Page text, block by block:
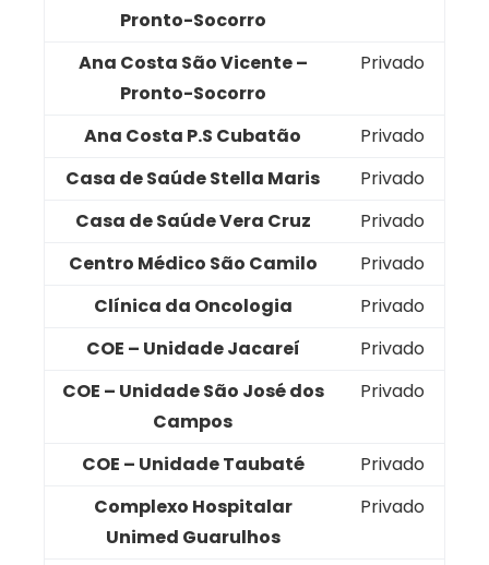
Pronto-Socorro
Ana Costa São Vicente –
Pronto-Socorro
Privado
Ana Costa P.S Cubatão
Privado
Casa de Saúde Stella Maris
Privado
Casa de Saúde Vera Cruz
Privado
Centro Médico São Camilo
Privado
Clínica da Oncologia
Privado
COE – Unidade Jacareí
Privado
COE – Unidade São José dos
Campos
Privado
COE – Unidade Taubaté
Privado
Complexo Hospitalar
Unimed Guarulhos
Privado